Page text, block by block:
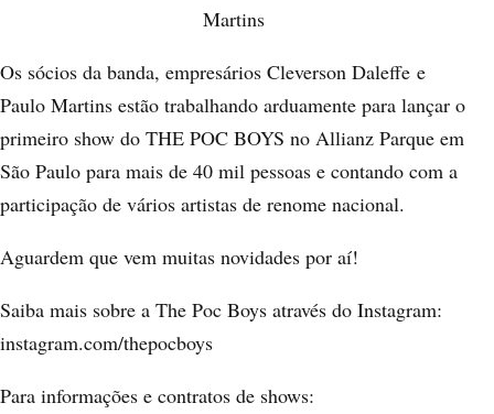
Martins
Os sócios da banda, empresários Cleverson Daleffe e
Paulo Martins estão trabalhando arduamente para lançar o
primeiro show do THE POC BOYS no Allianz Parque em
São Paulo para mais de 40 mil pessoas e contando com a
participação de vários artistas de renome nacional.
Aguardem que vem muitas novidades por aí!
Saiba mais sobre a The Poc Boys através do Instagram:
instagram.com/thepocboys
Para informações e contratos de shows: